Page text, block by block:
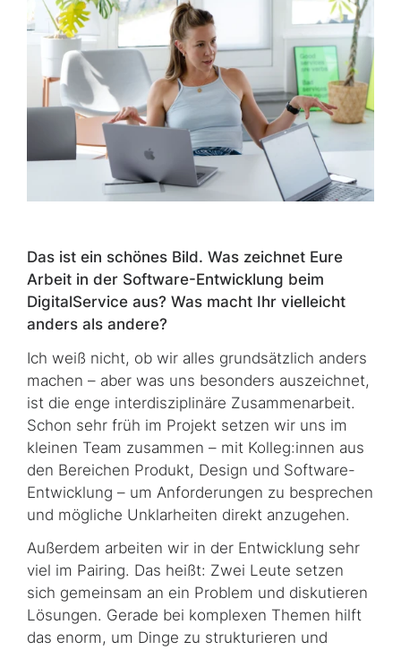
Das ist ein schönes Bild. Was zeichnet Eure
Arbeit in der Software-Entwicklung beim
DigitalService aus? Was macht Ihr vielleicht
anders als andere?
Ich weiß nicht, ob wir alles grundsätzlich anders
machen – aber was uns besonders auszeichnet,
ist die enge interdisziplinäre Zusammenarbeit.
Schon sehr früh im Projekt set­zen wir uns im
kleinen Team zusammen – mit Kolleg:innen aus
den Bereichen Produkt, Design und Software-
Entwicklung – um Anforderungen zu besprechen
und mögliche Unklarheiten direkt anzugehen.
Außerdem arbeiten wir in der Entwicklung sehr
viel im Pairing. Das heißt: Zwei Leute setzen
sich gemeinsam an ein Problem und diskutieren
Lösungen. Gerade bei komplexen Themen hilft
das enorm, um Dinge zu strukturieren und